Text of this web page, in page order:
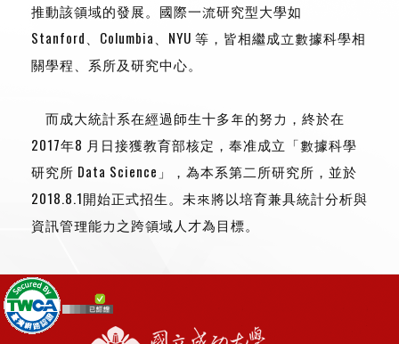
推動該領域的發展。國際一流研究型大學如
Stanford、Columbia、NYU 等，皆相繼成立數據科學相
關學程、系所及研究中心。
而成大統計系在經過師生十多年的努力，終於在
2017年8 月日接獲教育部核定，奉准成立「數據科學
研究所 Data Science」，為本系第二所研究所，並於
2018.8.1開始正式招生。未來將以培育兼具統計分析與
資訊管理能力之跨領域人才為目標。